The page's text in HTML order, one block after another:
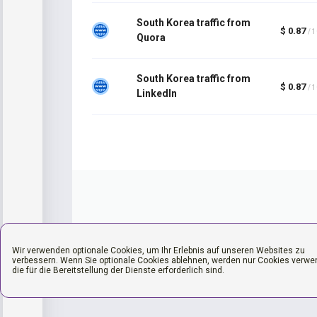
Wir verwenden optionale Cookies, um Ihr Erlebnis auf unseren Websites zu
verbessern. Wenn Sie optionale Cookies ablehnen, werden nur Cookies
die für die Bereitstellung der Dienste erforderlich sind.
South Korea traffic from
Quora
$ 0.87 /
South Korea traffic from
LinkedIn
$ 0.87 /